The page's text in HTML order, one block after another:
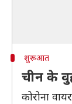
शुरूआत
चीन के
कोरोना